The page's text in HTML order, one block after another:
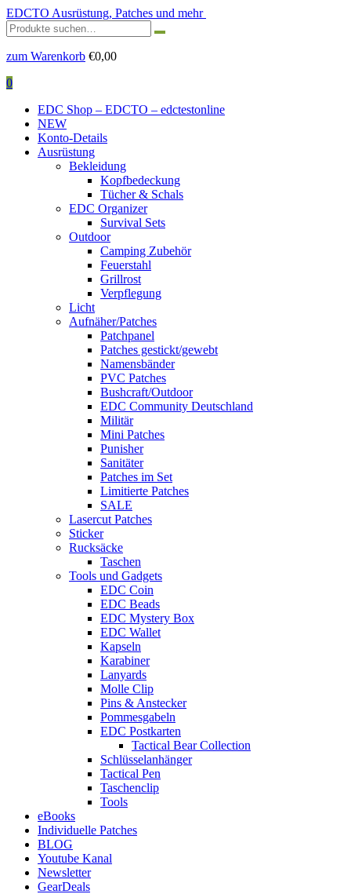
EDCTO Ausrüstung, Patches und mehr
Suchen
nach:
zum Warenkorb €0,00
0
EDC Shop – EDCTO – edctestonline
NEW
Konto-Details
Ausrüstung
Bekleidung
Kopfbedeckung
Tücher & Schals
EDC Organizer
Survival Sets
Outdoor
Camping Zubehör
Feuerstahl
Grillrost
Verpflegung
Licht
Aufnäher/Patches
Patchpanel
Patches gestickt/gewebt
Namensbänder
PVC Patches
Bushcraft/Outdoor
EDC Community Deutschland
Militär
Mini Patches
Punisher
Sanitäter
Patches im Set
Limitierte Patches
SALE
Lasercut Patches
Sticker
Rucksäcke
Taschen
Tools und Gadgets
EDC Coin
EDC Beads
EDC Mystery Box
EDC Wallet
Kapseln
Karabiner
Lanyards
Molle Clip
Pins & Anstecker
Pommesgabeln
EDC Postkarten
Tactical Bear Collection
Schlüsselanhänger
Tactical Pen
Taschenclip
Tools
eBooks
Individuelle Patches
BLOG
Youtube Kanal
Newsletter
GearDeals